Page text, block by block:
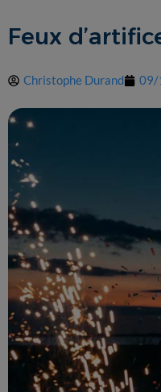
Feux
Christophe Durand 09/